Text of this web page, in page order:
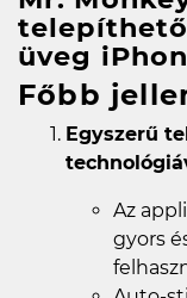
üveg
Főbb
Egyszerű
Az
gyors